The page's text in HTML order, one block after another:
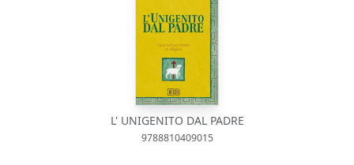
L' UNIGENITO DAL PADRE
9788810409015